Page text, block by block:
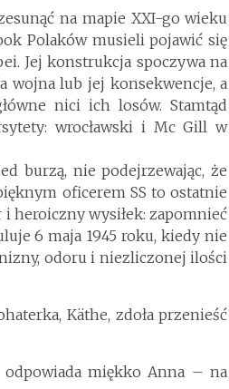
na mapie XXI-go wieku
Polaków musieli pojawić się
Jej konstrukcja spoczywa na
wojna lub jej konsekwencje, a
nici ich losów. Stamtąd
wrocławski i Mc Gill w
burzą, nie podejrzewając, że
oficerem SS to ostatnie
heroiczny wysiłek: zapomnieć
6 maja 1945 roku, kiedy nie
odoru i niezliczonej ilości
Käthe, zdoła przenieść
miękko Anna – na